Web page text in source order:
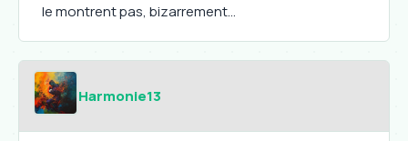
le montrent pas, bizarrement...
Harmonie13